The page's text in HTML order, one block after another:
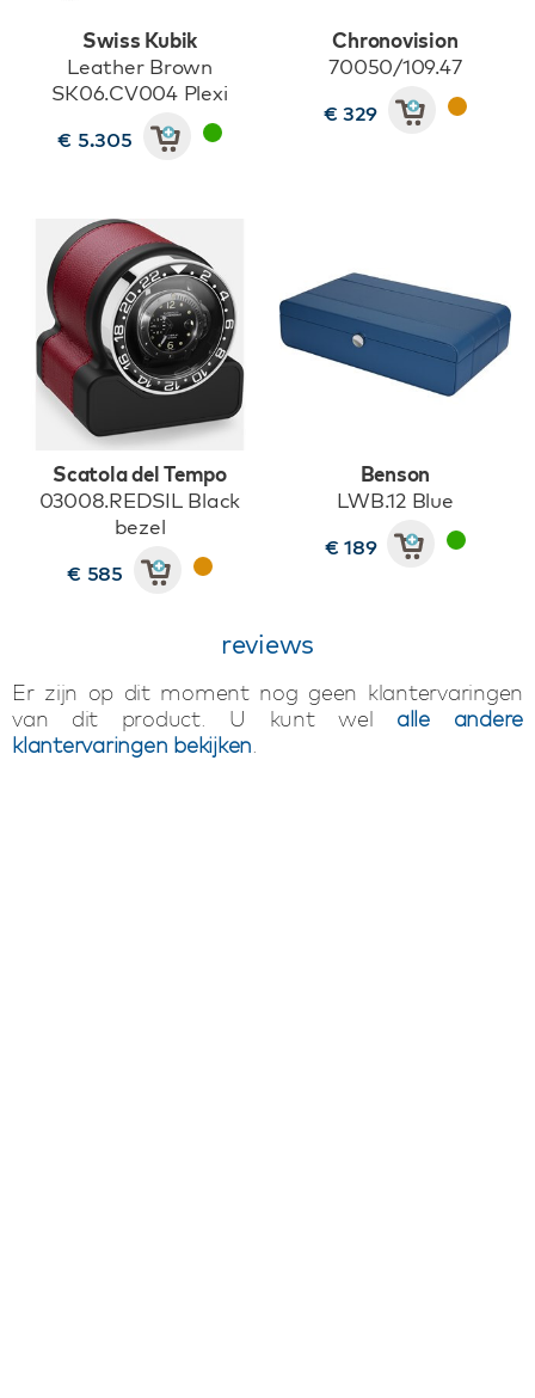
Swiss Kubik
Leather Brown
SK06.CV004 Plexi
€ 5.305
Chronovision
70050/109.47
€ 329
Scatola del Tempo
03008.REDSIL Black
bezel
€ 585
Benson
LWB.12 Blue
€ 189
reviews
Er zijn op dit moment nog geen klantervaringen
van dit product. U kunt wel alle andere
klantervaringen bekijken.